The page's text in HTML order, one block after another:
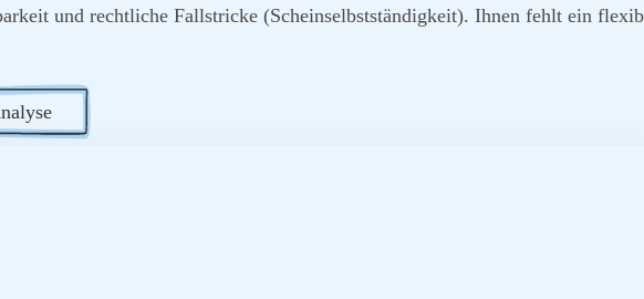
und recht­li­che Fall­stri­cke (Schein­selbst­stän­dig­keit). Ihnen fehlt ein